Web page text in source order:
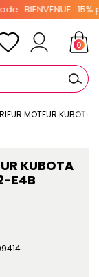
. 15%
0
MOTEUR
KUBOTA
E4B